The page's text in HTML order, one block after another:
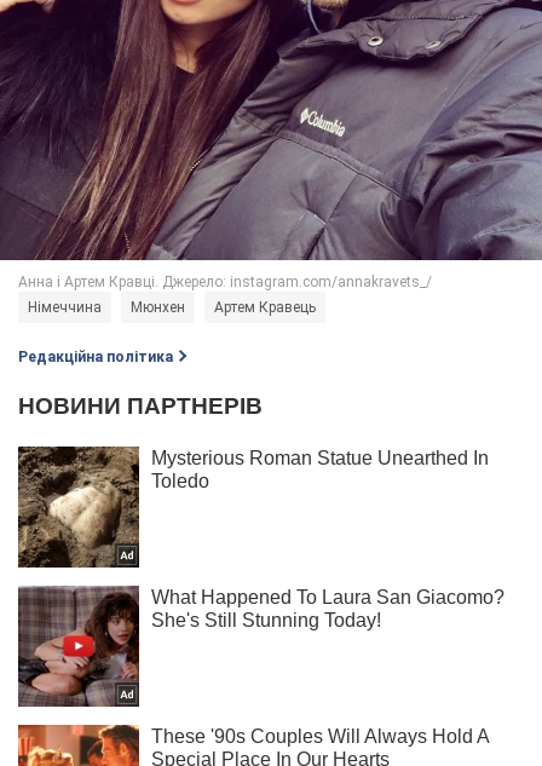
Німеччина Мюнхен Артем Кравець
Редакційна політика